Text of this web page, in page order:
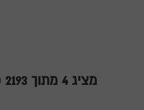
מציג4 מתוך 2193 פריטי עיצוב